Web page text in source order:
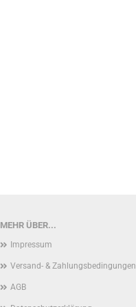
MEHR ÜBER...
Impressum
Versand- & Zahlungsbedingungen
AGB